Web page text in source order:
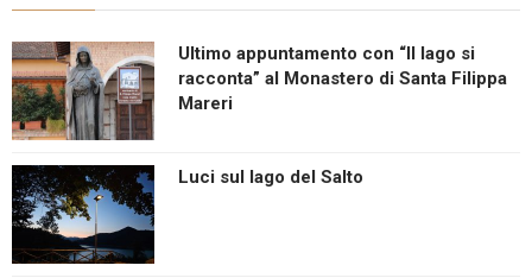
Ultimo appuntamento con “Il lago si
racconta” al Monastero di Santa Filippa
Mareri
Luci sul lago del Salto